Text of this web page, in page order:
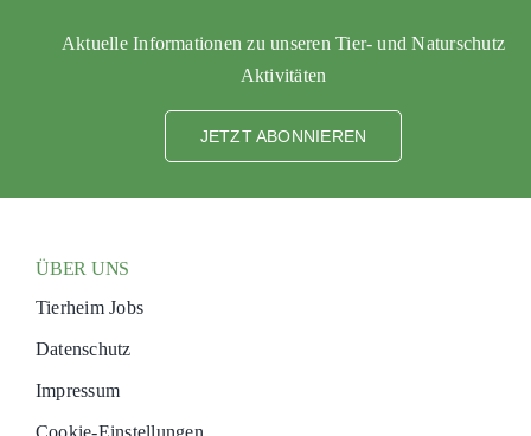
Aktuelle Informationen zu unseren Tier- und Naturschutz
Aktivitäten
JETZT ABONNIEREN
ÜBER UNS
Tierheim Jobs
Datenschutz
Impressum